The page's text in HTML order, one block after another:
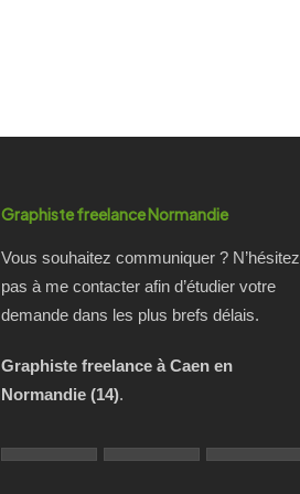
Graphiste freelance Normandie
Vous souhaitez communiquer ? N’hésitez
pas à me contacter afin d’étudier votre
demande dans les plus brefs délais.
Graphiste freelance à Caen en
Normandie (14).